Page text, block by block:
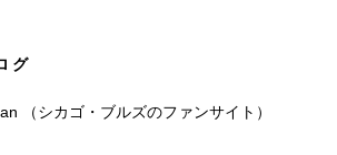
グ
（シカゴ・ブルズのファンサイト）